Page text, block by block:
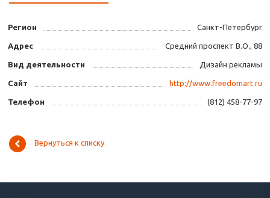
Регион Санкт-Петербург
Адрес Средний проспект В.О., 88
Вид деятельности Дизайн рекламы
Сайт http://www.freedomart.ru
Телефон (812) 458-77-97
Вернуться к списку